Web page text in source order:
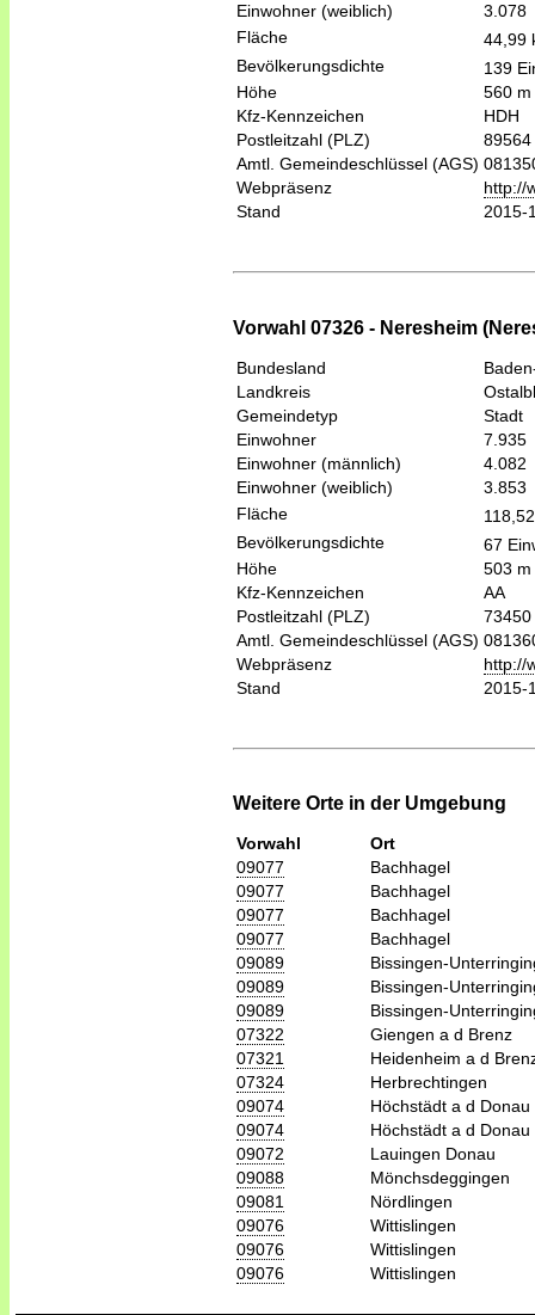
Einwohner (weiblich)
3.078
Fläche
44,99
Bevölkerungsdichte
139
Höhe
560 m
Kfz-Kennzeichen
HDH
Postleitzahl (PLZ)
89564
Amtl. Gemeindeschlüssel (AGS)
Webpräsenz
http://
Stand
2015-
Vorwahl 07326 - Neresheim
Bundesland
Landkreis
Gemeindetyp
Stadt
Einwohner
7.935
Einwohner (männlich)
4.082
Einwohner (weiblich)
3.853
Fläche
Bevölkerungsdichte
67
Höhe
503 m
Kfz-Kennzeichen
AA
Postleitzahl (PLZ)
73450
Amtl. Gemeindeschlüssel (AGS)
Webpräsenz
http://
Stand
2015-
Weitere Orte in der Umgebung
Vorwahl
Ort
09077
Bachhagel
09077
Bachhagel
09077
Bachhagel
09077
Bachhagel
09089
Bissingen-
09089
Bissingen-
09089
Bissingen-
07322
Giengen a d Brenz
07321
Heidenheim a d
07324
Herbrechtingen
09074
Höchstädt a d Donau
09074
Höchstädt a d Donau
09072
Lauingen Donau
09088
Mönchsdeggingen
09081
Nördlingen
09076
Wittislingen
09076
Wittislingen
09076
Wittislingen